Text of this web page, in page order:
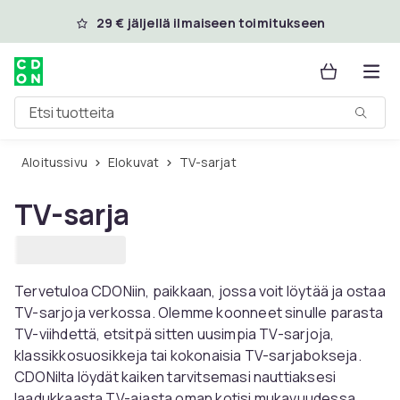
Ohita ja siirry pääsisältöön
29 € jäljellä ilmaiseen toimitukseen
Etsi tuotteita
Aloitussivu Elokuvat TV-sarjat
TV-sarja
Tervetuloa CDONiin, paikkaan, jossa voit löytää ja ostaa
TV-sarjoja verkossa. Olemme koonneet sinulle parasta
TV-viihdettä, etsitpä sitten uusimpia TV-sarjoja,
klassikkosuosikkeja tai kokonaisia ​​TV-sarjabokseja.
CDONilta löydät kaiken tarvitsemasi nauttiaksesi